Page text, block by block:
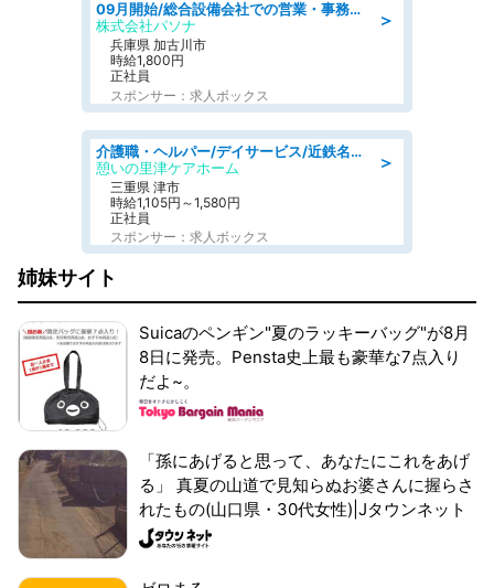
＞
09月開始/総合設備会社での営業・事務のお仕事/車通勤可/賞与あり/営業/営業事務
株式会社パソナ
兵庫県 加古川市
時給1,800円
正社員
スポンサー：求人ボックス
＞
介護職・ヘルパー/デイサービス/近鉄名古屋線 高田本山/津市/三重県
憩いの里津ケアホーム
三重県 津市
時給1,105円～1,580円
正社員
スポンサー：求人ボックス
姉妹サイト
Suicaのペンギン"夏のラッキーバッグ"が8月
8日に発売。Pensta史上最も豪華な7点入り
だよ~。
「孫にあげると思って、あなたにこれをあげ
る」 真夏の山道で見知らぬお婆さんに握らさ
れたもの(山口県・30代女性)|Jタウンネット